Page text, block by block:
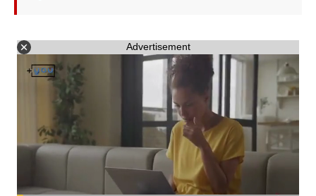
Advertisement